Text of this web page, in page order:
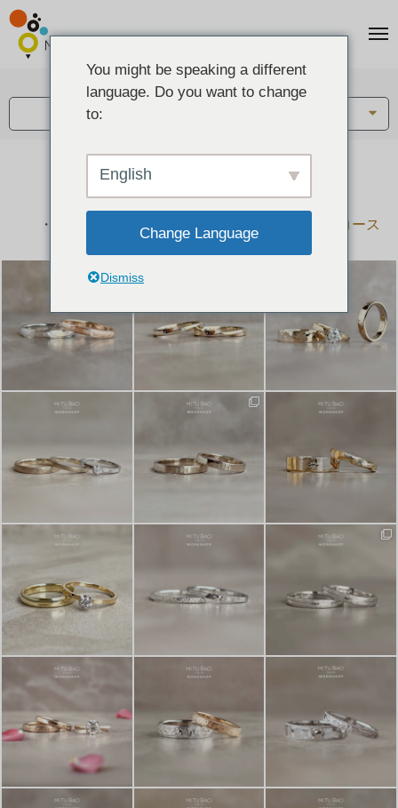
結婚指輪とペアリングのデザイン集
下記コースで手作りされた作品をご紹介します
手作り結婚指輪コース
手作りペアリングコース
You might be speaking a different
language. Do you want to change
to:
English
Change Language
Dismiss